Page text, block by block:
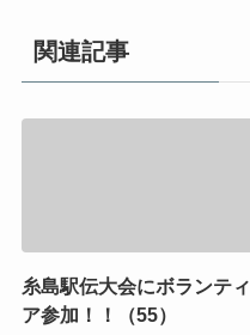
関連記事
糸島駅伝大会にボランティ
ア参加！！（55）